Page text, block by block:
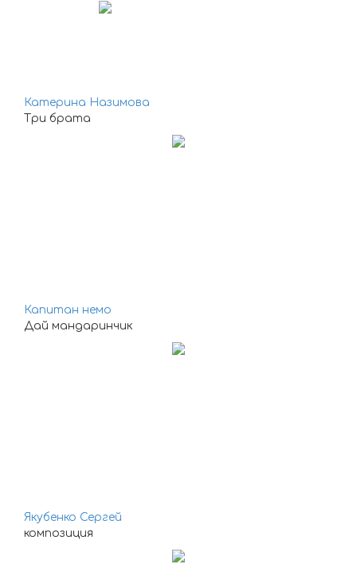
Катерина Назимова
Три брата
Капитан немо
Дай мандаринчик
Якубенко Сергей
композиция